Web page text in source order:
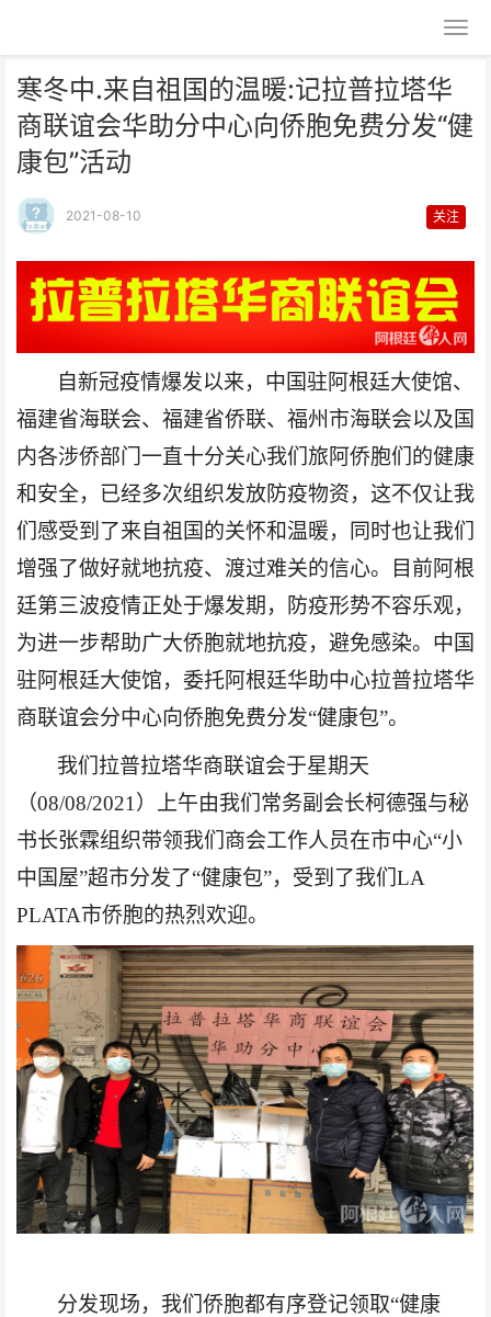
寒冬中.来自祖国的温暖:记拉普拉塔华
商联谊会华助分中心向侨胞免费分发“健
康包”活动
2021-08-10 关注
自新冠疫情爆发以来，中国驻阿根廷大使馆、
福建省海联会、福建省侨联、福州市海联会以及国
内各涉侨部门一直十分关心我们旅阿侨胞们的健康
和安全，已经多次组织发放防疫物资，这不仅让我
们感受到了来自祖国的关怀和温暖，同时也让我们
增强了做好就地抗疫、渡过难关的信心。目前阿根
廷第三波疫情正处于爆发期，防疫形势不容乐观，
为进一步帮助广大侨胞就地抗疫， 避免感染。 中国
驻阿根廷大使馆，委托阿根廷华助中心拉普拉塔华
商联谊会分中心向侨胞免费分发“健康包”。
我们拉普拉塔华商联谊会于星期天
（08/08/2021）上午由我们常务副会长柯德强与秘
书长张霖组织带领我们商会工作人员在市中心“小
中国屋”超市分发了“健康包”，受到了我们LA
PLATA市侨胞的热烈欢迎。
分发现场，我们侨胞都有序登记领取“健康
塔华商联谊会华助分中